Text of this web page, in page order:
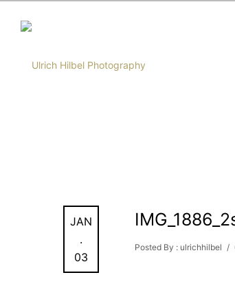
JAN
.
03
Posted By : ulrichhilbel /